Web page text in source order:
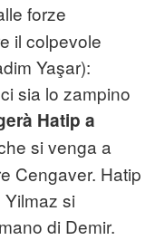
forze
il colpevole
Yaşar):
sia lo zampino
Hatip a
si venga a
Cengaver. Hatip
si
di Demir.